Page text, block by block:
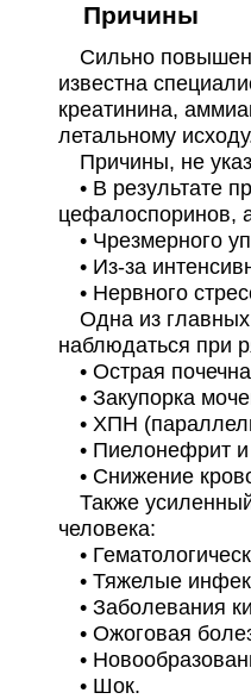
Бьюти практика на
проспекте
Хеликс на Дмитрия
Москва; ул. Дмитрия Ульянова, д.
Ещё
Причины
Сильно
известна
креатинина,
летальному
Причины, не
• В результате
цефалоспоринов,
• Чрезмерного
• Из-за
• Нервного
Одна из главных
наблюдаться при
• Острая
• Закупорка
• ХПН
• Пиелонефрит
• Снижение
Также
человека:
•
• Тяжелые
• Заболевания
• Ожоговая
•
• Шок.